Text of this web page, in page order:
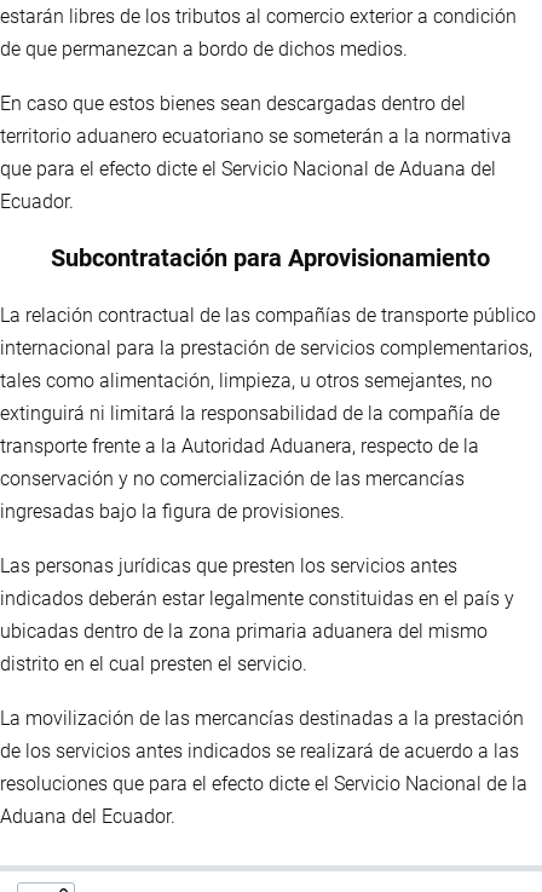
estarán libres de los tributos al comercio exterior a condición
de que permanezcan a bordo de dichos medios.
En caso que estos bienes sean descargadas dentro del
territorio aduanero ecuatoriano se someterán a la normativa
que para el efecto dicte el Servicio Nacional de Aduana del
Ecuador.
Subcontratación para Aprovisionamiento
La relación contractual de las compañías de transporte público
internacional para la prestación de servicios complementarios,
tales como alimentación, limpieza, u otros semejantes, no
extinguirá ni limitará la responsabilidad de la compañía de
transporte frente a la Autoridad Aduanera, respecto de la
conservación y no comercialización de las mercancías
ingresadas bajo la figura de provisiones.
Las personas jurídicas que presten los servicios antes
indicados deberán estar legalmente constituidas en el país y
ubicadas dentro de la zona primaria aduanera del mismo
distrito en el cual presten el servicio.
La movilización de las mercancías destinadas a la prestación
de los servicios antes indicados se realizará de acuerdo a las
resoluciones que para el efecto dicte el Servicio Nacional de la
Aduana del Ecuador.